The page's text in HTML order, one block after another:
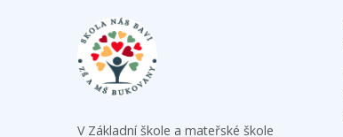
V Základní škole a mateřské škole